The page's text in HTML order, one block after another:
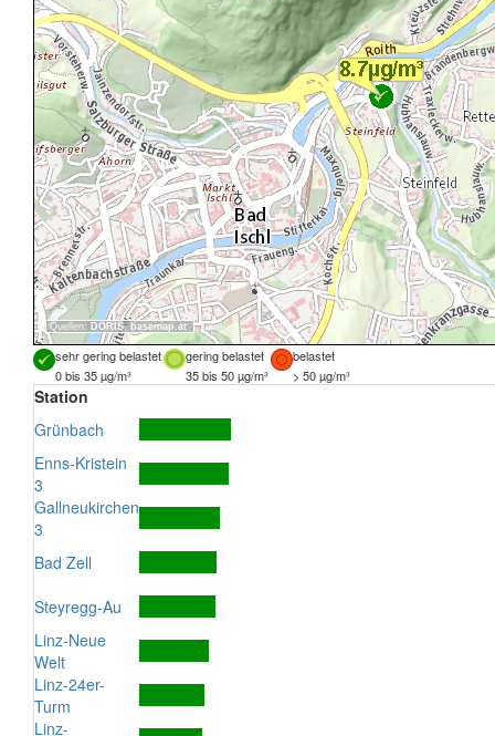
Quellen: DORIS, basemap.at
sehr gering belastet gering belastet
belastet
0 bis 35 µg/m³
35 bis 50 µg/m³ > 50 µg/m³
Station
Grünbach
Enns-Kristein
3
Gallneukirchen
3
Bad Zell
Steyregg-Au
Linz-Neue
Welt
Linz-24er-
Turm
Linz-